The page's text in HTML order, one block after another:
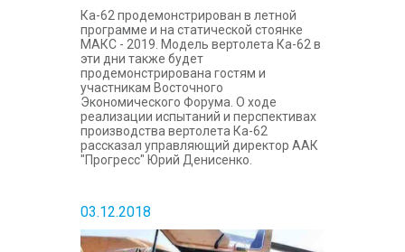
Ка-62 продемонстрирован в летной
программе и на статической стоянке
МАКС - 2019. Модель вертолета Ка-62 в
эти дни также будет
продемонстрирована гостям и
участникам Восточного
Экономического Форума. О ходе
реализации испытаний и перспективах
производства вертолета Ка-62
рассказал управляющий директор ААК
"Прогресс" Юрий Денисенко.
03.12.2018